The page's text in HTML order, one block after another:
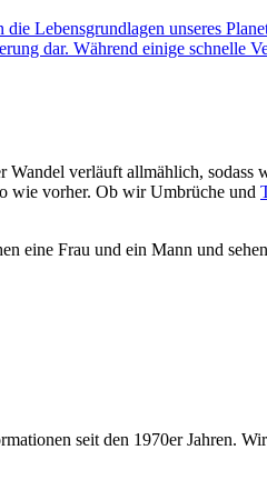
Lebensgrundlagen unseres
dar. Während einige schnelle
verläuft allmählich,
wie vorher. Ob wir Umbrüche und
seit den 1970er Jahren.